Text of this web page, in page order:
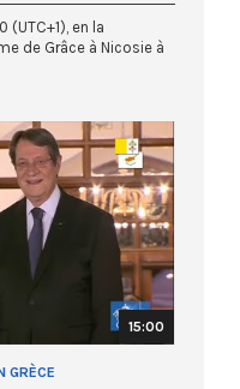
(UTC+1), en la
de Grâce à Nicosie à
15:00
GRÈCE